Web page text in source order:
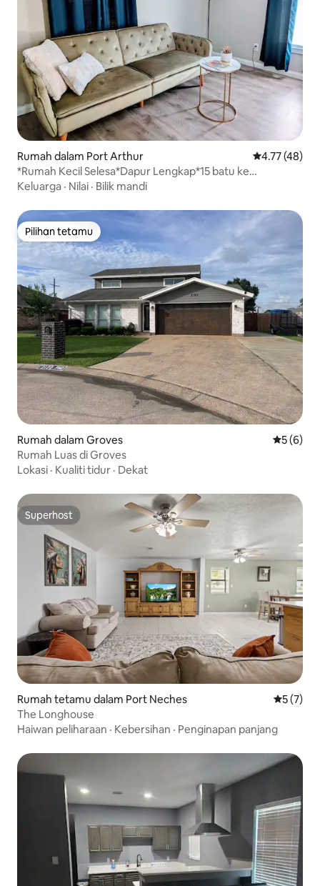
Rumah dalam Port Arthur Penarafan
4.77 (48)
*Rumah Kecil Selesa*Dapur Lengkap*15 batu ke
SabinePass
Keluarga · Nilai · Bilik mandi
Pilihan tetamu
Pilihan tetamu
Rumah dalam Groves
5 (6)
Rumah Luas di Groves
Lokasi · Kualiti tidur · Dekat
Superhost
Superhost
Rumah tetamu dalam Port Neches
5 (7)
The Longhouse
Haiwan peliharaan · Kebersihan · Penginapan panjang